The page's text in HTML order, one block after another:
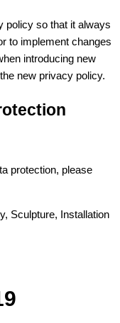
policy so that it always
to implement changes
introducing new
new privacy policy.
protection, please
Sculpture, Installation